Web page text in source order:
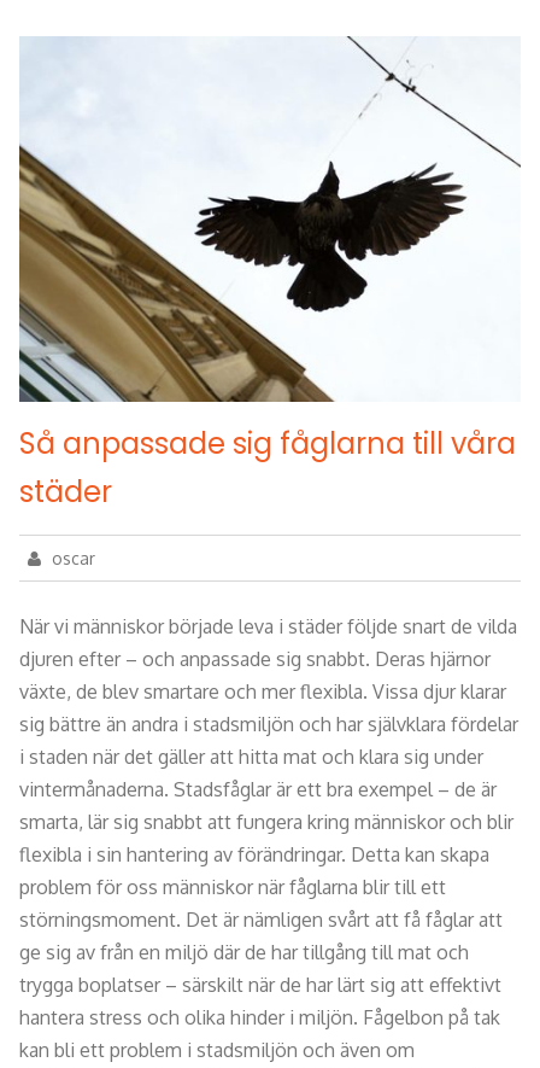
Så anpassade sig fåglarna till våra
städer
oscar
När vi människor började leva i städer följde snart de vilda
djuren efter – och anpassade sig snabbt. Deras hjärnor
växte, de blev smartare och mer flexibla. Vissa djur klarar
sig bättre än andra i stadsmiljön och har självklara fördelar
i staden när det gäller att hitta mat och klara sig under
vintermånaderna. Stadsfåglar är ett bra exempel – de är
smarta, lär sig snabbt att fungera kring människor och blir
flexibla i sin hantering av förändringar. Detta kan skapa
problem för oss människor när fåglarna blir till ett
störningsmoment. Det är nämligen svårt att få fåglar att
ge sig av från en miljö där de har tillgång till mat och
trygga boplatser – särskilt när de har lärt sig att effektivt
hantera stress och olika hinder i miljön. Fågelbon på tak
kan bli ett problem i stadsmiljön och även om